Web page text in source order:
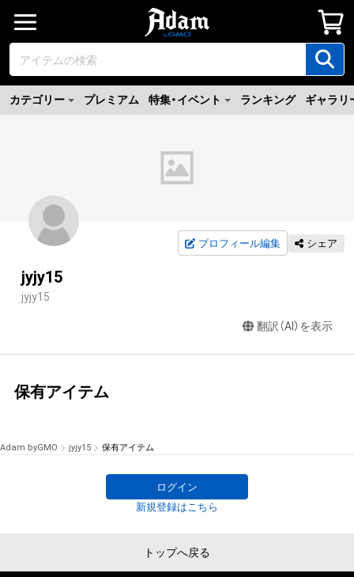
カテゴリー プレミアム 特集・イベント ランキング ギャラリ
プロフィール編集 シェア
jyjy15
jyjy15
翻訳（AI）を表示
保有アイテム
Adam byGMO jyjy15 保有アイテム
ログイン
新規登録はこちら
トップへ戻る